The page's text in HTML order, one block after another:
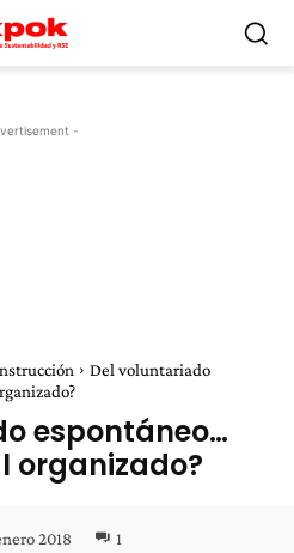
-
Del voluntariado
espontáneo…
organizado?
2018 1